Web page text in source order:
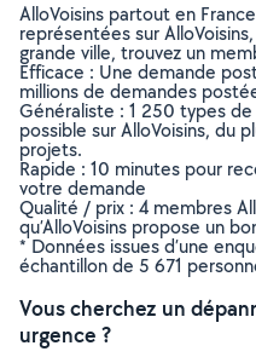
AlloVoisins partout en
représentées sur
grande ville, trouvez un
Efficace : Une demande
millions de demandes
Généraliste : 1 250 types
possible sur AlloVoisins, du
projets.
Rapide : 10 minutes pour
votre demande
Qualité / prix : 4 membres
qu’AlloVoisins propose un
* Données issues d’une
échantillon de 5 671
Vous cherchez un
urgence ?